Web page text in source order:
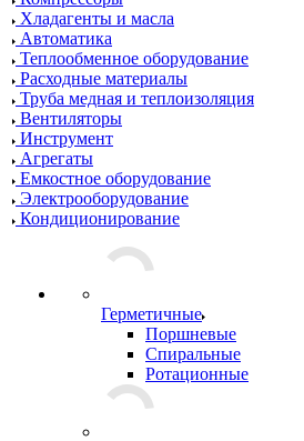
Хладагенты и масла
Автоматика
Теплообменное оборудование
Расходные материалы
Труба медная и теплоизоляция
Вентиляторы
Инструмент
Агрегаты
Емкостное оборудование
Электрооборудование
Кондиционирование
Герметичные
Поршневые
Спиральные
Ротационные